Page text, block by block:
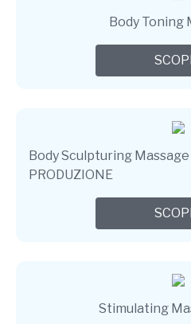
Body Toning
Body Sculpturing Massage
PRODUZIONE
Stimulating